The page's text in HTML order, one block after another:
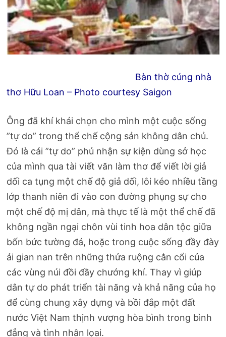
Bàn thờ cúng nhà
thơ Hữu Loan – Photo courtesy Saigon
Ông đã khí khái chọn cho mình một cuộc sống
”tự do” trong thể chế cộng sản không dân chủ.
Đó là cái ”tự do” phủ nhận sự kiện dùng sở học
của mình qua tài viết văn làm thơ để viết lời giả
dối ca tụng một chế độ giả dối, lôi kéo nhiều tầng
lớp thanh niên đi vào con đường phụng sự cho
một chế độ mị dân, mà thực tế là một thể chế đã
không ngần ngại chôn vùi tinh hoa dân tộc giữa
bốn bức tường đá, hoặc trong cuộc sống đầy đày
ải gian nan trên những thửa ruộng cằn cổi của
các vùng núi đồi đầy chướng khí. Thay vì giúp
dân tự do phát triển tài năng và khả năng của họ
để cùng chung xây dựng và bồi đắp một đất
nước Việt Nam thịnh vượng hòa bình trong bình
đẳng và tình nhân lọai.